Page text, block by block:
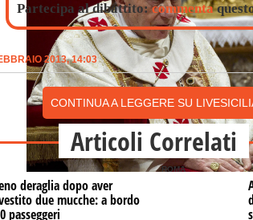
Partecipa al dibattito:commenta
2013, 14:03
CONTINUA A LEGGERE SU
Articoli Correlati
deraglia dopo aver
due mucche: a bordo
passeggeri
ROMA